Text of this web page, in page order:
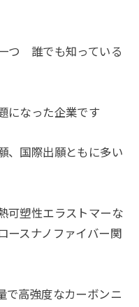
つ 誰でも知っている
になった企業です
、国際出願ともに多い
可塑性エラストマーな
ースナノファイバー関
で高強度なカーボンニ